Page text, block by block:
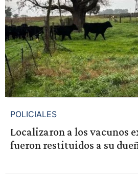
POLICIALES
Localizaron a los vacunos
fueron restituidos a su